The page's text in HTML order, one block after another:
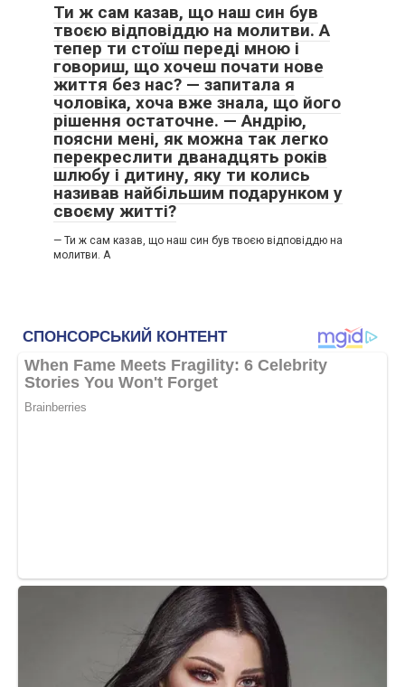
Ти ж сам казав, що наш син був
твоєю відповіддю на молитви. А
тепер ти стоїш переді мною і
говориш, що хочеш почати нове
життя без нас? — запитала я
чоловіка, хоча вже знала, що його
рішення остаточне. — Андрію,
поясни мені, як можна так легко
перекреслити дванадцять років
шлюбу і дитину, яку ти колись
називав найбільшим подарунком у
своєму житті?
— Ти ж сам казав, що наш син був твоєю відповіддю на
молитви. А